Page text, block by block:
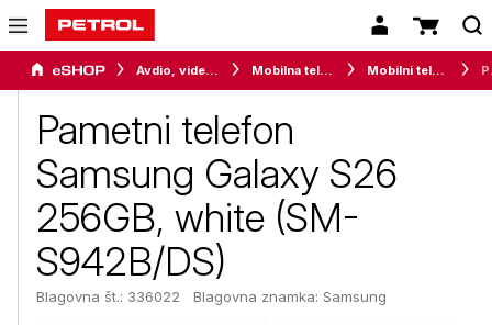
Avdio, video in telefonija Mobilna telefonija Mobilni telefoni
Pametni telefon
Samsung Galaxy S26
256GB, white (SM-
S942B/DS)
Blagovna št.: 336022 Blagovna znamka: Samsung